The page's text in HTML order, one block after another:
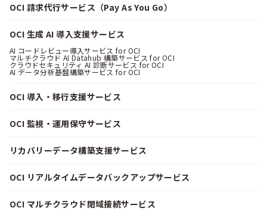
OCI 請求代行サービス（Pay As You Go）
OCI 生成 AI 導入支援サービス
AI コードレビュー導入サービス for OCI
マルチクラウド AI Datahub 構築サービス for OCI
クラウドセキュリティ AI 診断サービス for OCI
AI データ分析基盤構築サービス for OCI
OCI 導入・移行支援サービス
OCI 監視・運用保守サービス
リカバリーデータ構築支援サービス
OCI リアルタイムデータバックアップサービス
OCI マルチクラウド閉域接続サービス